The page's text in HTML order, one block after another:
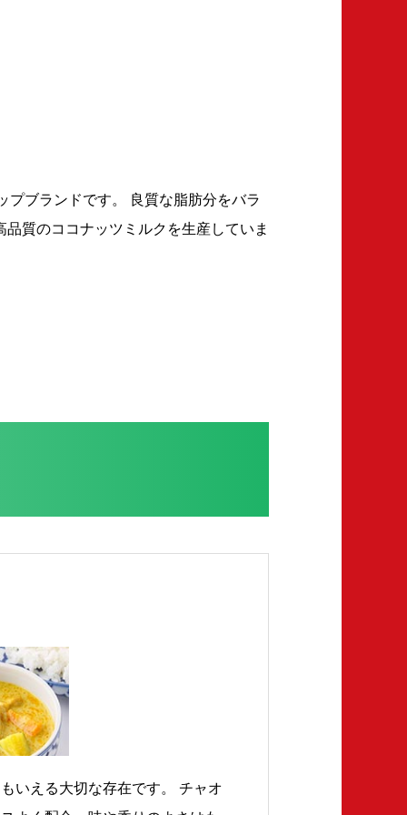
プブランドです。 良質な脂肪分をバラ
質のココナッツミルクを生産していま
いえる大切な存在です。 チャオ